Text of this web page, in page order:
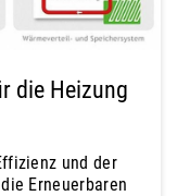
die Heizung
und der
Erneuerbaren